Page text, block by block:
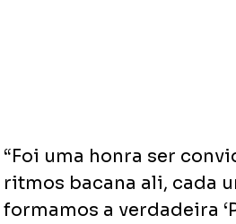
“Foi uma honra ser
ritmos bacana ali, cada
formamos a verdadeira